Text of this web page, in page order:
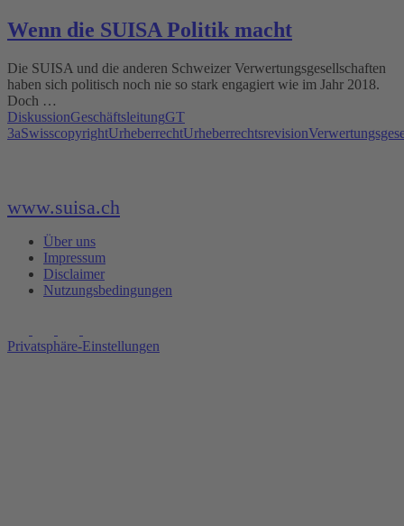
Wenn die SUISA Politik macht
Die SUISA und die anderen Schweizer Verwertungsgesellschaften
haben sich politisch noch nie so stark engagiert wie im Jahr 2018.
Doch …
DiskussionGeschäftsleitungGT
3aSwisscopyrightUrheberrechtUrheberrechtsrevision
www.suisa.ch
Über uns
Impressum
Disclaimer
Nutzungsbedingungen
Privatsphäre-Einstellungen